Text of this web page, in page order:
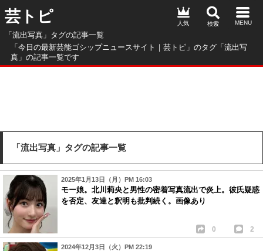
芸トピ
「流出写真」タグの記事一覧
「今日の最新芸能ゴシップニュースサイト｜芸トピ」のタグ「流出写
真」の記事一覧です
人気
「流出写真」タグの記事一覧
2025年1月13日（月）PM 16:03
モー娘。北川莉央と男性の密着写真流出で炎上。彼氏疑惑
を否定、友達と釈明も批判続く。画像あり
0 2
2024年12月3日（火）PM 22:19